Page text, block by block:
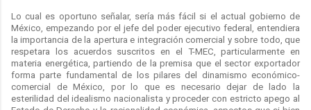
Lo cual es oportuno señalar, sería más fácil si el actual gobierno de
México, empezando por el jefe del poder ejecutivo federal, entendiera
la importancia de la apertura e integración comercial y sobre todo, que
respetara los acuerdos suscritos en el T-MEC, particularmente en
materia energética, partiendo de la premisa que el sector exportador
forma parte fundamental de los pilares del dinamismo económico-
comercial de México, por lo que es necesario dejar de lado la
esterilidad del idealismo nacionalista y proceder con estricto apego al